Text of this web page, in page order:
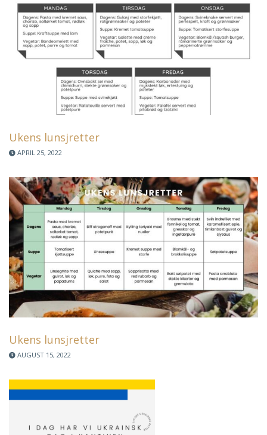
Ukens lunsjretter
APRIL 25, 2022
Ukens lunsjretter
AUGUST 15, 2022